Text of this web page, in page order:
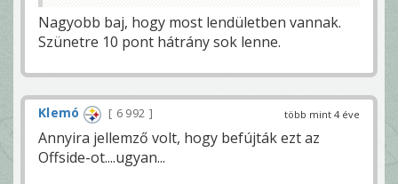
Nagyobb baj, hogy most lendületben vannak.
Szünetre 10 pont hátrány sok lenne.
több mint 4 éve
Klemó 6 992
Annyira jellemző volt, hogy befújták ezt az
Offside-ot....ugyan...